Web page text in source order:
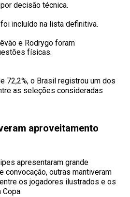
decisão técnica.
incluído na lista definitiva.
e Rodrygo foram
físicas.
72,2%, o Brasil registrou um dos
as seleções consideradas
aproveitamento
apresentaram grande
convocação, outras mantiveram
os jogadores ilustrados e os